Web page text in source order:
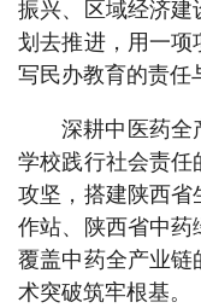
振兴、区域经济
划去推进，用一项
写民办教育的责任
深耕中医药全
学校践行社会责
攻坚，搭建陕西省
作站、陕西省中药
覆盖中药全产业链
术突破筑牢根基。